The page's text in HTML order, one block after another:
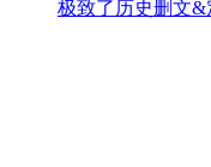
极致了历史删文